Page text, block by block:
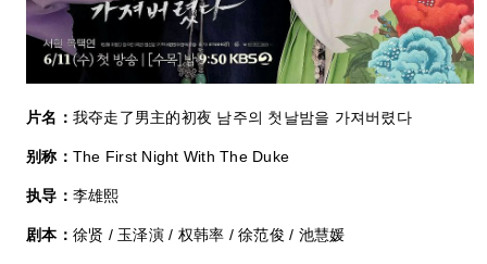
片名： 我夺走了男主的初夜 남주의 첫날밤을 가져버렸다
别称： The First Night With The Duke
执导： 李雄熙
剧本： 徐贤 / 玉泽演 / 权韩率 / 徐范俊 / 池慧媛